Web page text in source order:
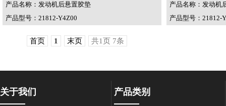
产品名称：发动机后悬置胶垫
产品型号：21812-Y4Z00
产品名称：发动机
产品型号：21812-
首页 1 末页 共1页 7条
关于我们 产品类别